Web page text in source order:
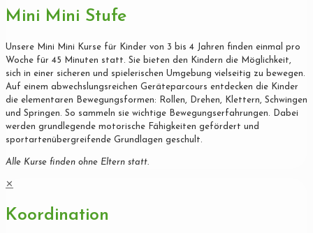
Mini Mini Stufe
Unsere Mini Mini Kurse für Kinder von 3 bis 4 Jahren finden einmal pro
Woche für 45 Minuten statt. Sie bieten den Kindern die Möglichkeit,
sich in einer sicheren und spielerischen Umgebung vielseitig zu bewegen.
Auf einem abwechslungsreichen Geräteparcours entdecken die Kinder
die elementaren Bewegungsformen: Rollen, Drehen, Klettern, Schwingen
und Springen. So sammeln sie wichtige Bewegungserfahrungen. Dabei
werden grundlegende motorische Fähigkeiten gefördert und
sportartenübergreifende Grundlagen geschult.
Alle Kurse finden ohne Eltern statt.
✕
Koordination